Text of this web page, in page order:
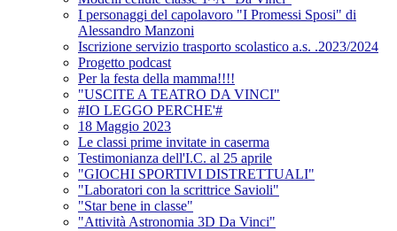
I personaggi del capolavoro "I Promessi Sposi" di
Alessandro Manzoni
Iscrizione servizio trasporto scolastico a.s. .2023/2024
Progetto podcast
Per la festa della mamma!!!!
"USCITE A TEATRO DA VINCI"
#IO LEGGO PERCHE'#
18 Maggio 2023
Le classi prime invitate in caserma
Testimonianza dell'I.C. al 25 aprile
"GIOCHI SPORTIVI DISTRETTUALI"
"Laboratori con la scrittrice Savioli"
"Star bene in classe"
"Attività Astronomia 3D Da Vinci"